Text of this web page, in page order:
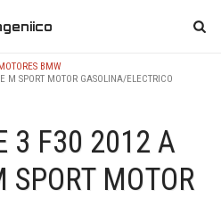
BMW
SPORT MOTOR GASOLINA/ELECTRICO
3 F30 2012 A
MOTOR